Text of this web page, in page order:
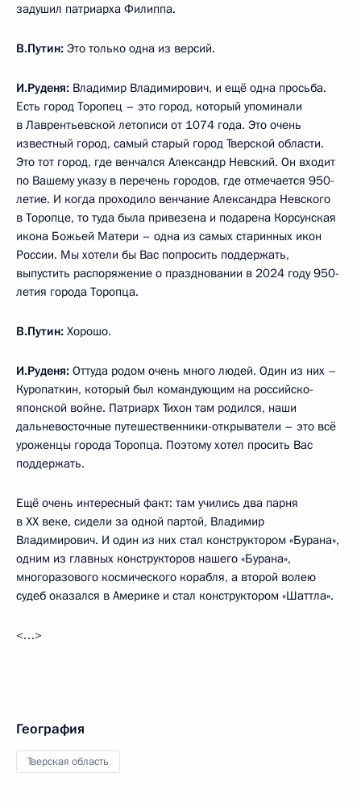
задушил патриарха Филиппа.
В.Путин: Это только одна из версий.
И.Руденя: Владимир Владимирович, и ещё одна просьба.
Есть город Торопец – это город, который упоминали
в Лаврентьевской летописи от 1074 года. Это очень
известный город, самый старый город Тверской области.
Это тот город, где венчался Александр Невский. Он входит
по Вашему указу в перечень городов, где отмечается 950-
летие. И когда проходило венчание Александра Невского
в Торопце, то туда была привезена и подарена Корсунская
икона Божьей Матери – одна из самых старинных икон
России. Мы хотели бы Вас попросить поддержать,
выпустить распоряжение о праздновании в 2024 году 950-
летия города Торопца.
В.Путин: Хорошо.
И.Руденя: Оттуда родом очень много людей. Один из них –
Куропаткин, который был командующим на российско-
японской войне. Патриарх Тихон там родился, наши
дальневосточные путешественники-открыватели – это всё
уроженцы города Торопца. Поэтому хотел просить Вас
поддержать.
Ещё очень интересный факт: там учились два парня
в XX веке, сидели за одной партой, Владимир
Владимирович. И один из них стал конструктором «Бурана»,
одним из главных конструкторов нашего «Бурана»,
многоразового космического корабля, а второй волею
судеб оказался в Америке и стал конструктором «Шаттла».
<…>
География
Тверская область